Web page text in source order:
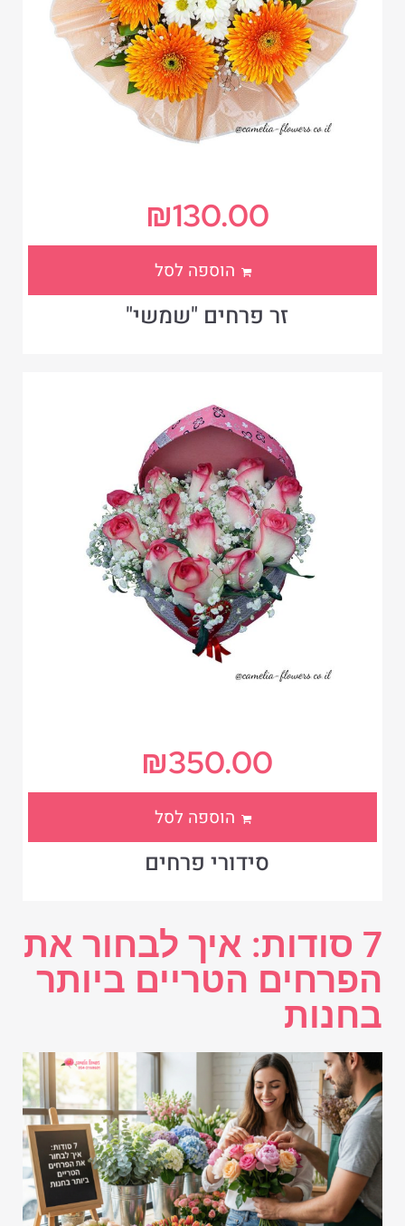
זר פרחים "שמשי"
₪130.00
הוספה לסל
סידורי פרחים
₪350.00
הוספה לסל
7 סודות: איך לבחור את
הפרחים הטריים ביותר
בחנות